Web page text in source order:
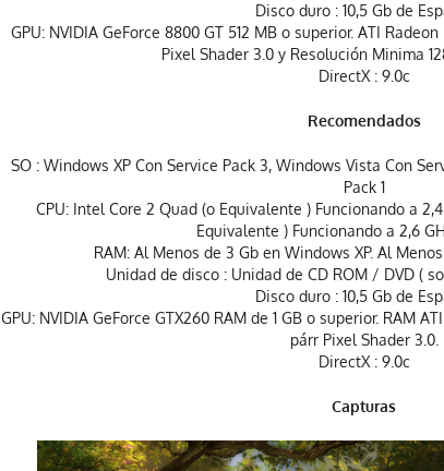
Disco duro : 10,5 Gb de
GPU: NVIDIA GeForce 8800 GT 512 MB o superior. ATI
Pixel Shader 3.0 y Resolución Minima
DirectX : 9.0c
Recomendados
SO : Windows XP Con Service Pack 3, Windows Vista Con
Pack 1
CPU: Intel Core 2 Quad (o Equivalente ) Funcionando a
Equivalente ) Funcionando a 2,6
RAM: Al Menos de 3 Gb en Windows XP. Al
Unidad de disco : Unidad de CD ROM / DVD (
Disco duro : 10,5 Gb de
GPU: NVIDIA GeForce GTX260 RAM de 1 GB o superior. RAM
párr Pixel Shader 3.0.
DirectX : 9.0c
Capturas